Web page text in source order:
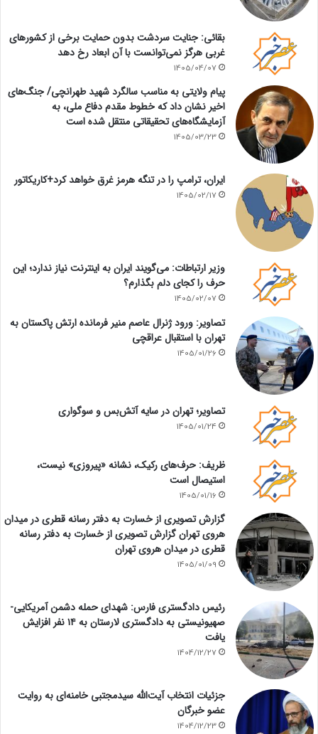
بقائی: جنایت سردشت بدون حمایت برخی از کشورهای
غربی هرگز نمی‌توانست با آن ابعاد رخ دهد
1405/04/07
پیام ولایتی به مناسب سالگرد شهید طهرانچی/ جنگ‌های
اخیر نشان داد که خطوط مقدم دفاع ملی، به
آزمایشگاه‌های تحقیقاتی منتقل شده است
1405/03/23
ایران، ترامپ را در تنگه هرمز غرق خواهد کرد+کاریکاتور
1405/02/17
وزیر ارتباطات: می‌گویند ایران به اینترنت نیاز ندارد؛ این
حرف را کجای دلم بگذارم؟
1405/02/07
تصاویر: ورود ژنرال عاصم منیر فرمانده ارتش پاکستان به
تهران با استقبال عراقچی
1405/01/26
تصاویر؛ تهران در سایه آتش‌بس و سوگواری
1405/01/24
ظریف: حرف‌های رکیک، نشانه «پیروزی» نیست،
استیصال است
1405/01/16
گزارش تصویری از خسارت به دفتر رسانه قطری در میدان
هروی تهران گزارش تصویری از خسارت به دفتر رسانه
قطری در میدان هروی تهران
1405/01/09
رئیس دادگستری فارس: شهدای حمله دشمن آمریکایی-
صهیونیستی به دادگستری لارستان به ۱۴ نفر افزایش
یافت
1404/12/27
جزئیات انتخاب آیت‌الله سیدمجتبی خامنه‌ای به روایت
عضو خبرگان
1404/12/23